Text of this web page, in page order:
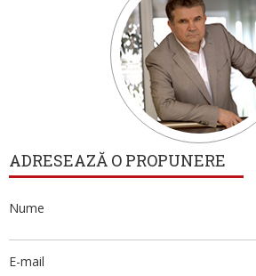
ADRESEAZĂ O PROPUNERE
Nume
E-mail